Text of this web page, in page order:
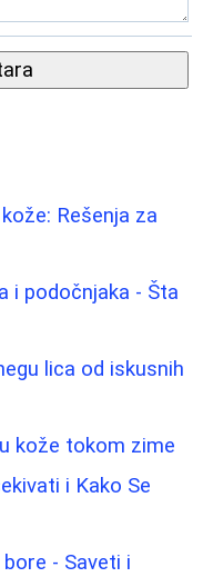
Rešenja za
i podočnjaka - Šta
lica od iskusnih
kože tokom zime
i Kako Se
- Saveti i